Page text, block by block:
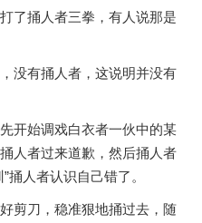
捅人者三拳，有人说那是
有捅人者，这说明并没有
始调戏白衣者一伙中的某
人者过来道歉，然后捅人者
捅人者认识自己错了。
刀，稳准狠地捅过去，随